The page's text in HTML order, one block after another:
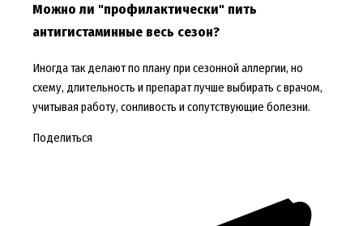
Можно ли "профилактически" пить
антигистаминные весь сезон?
Иногда так делают по плану при сезонной аллергии, но
схему, длительность и препарат лучше выбирать с врачом,
учитывая работу, сонливость и сопутствующие болезни.
Поделиться